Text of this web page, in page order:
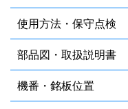
使用方法・保守点検
部品図・取扱説明書
機番・銘板位置